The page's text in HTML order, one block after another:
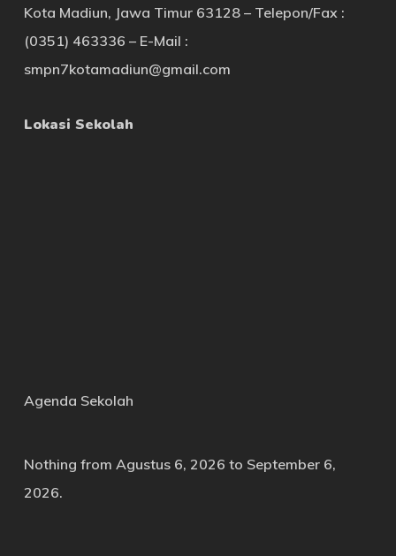
Kota Madiun, Jawa Timur 63128 – Telepon/Fax :
(0351) 463336 – E-Mail :
smpn7kotamadiun@gmail.com
Lokasi Sekolah
Agenda Sekolah
Nothing from Agustus 6, 2026 to September 6,
2026.